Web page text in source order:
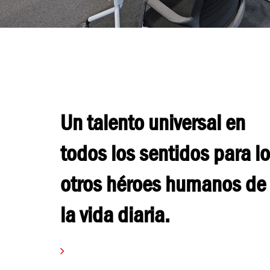
Un talento universal en
todos los sentidos para
otros héroes humanos de
la vida diaria.